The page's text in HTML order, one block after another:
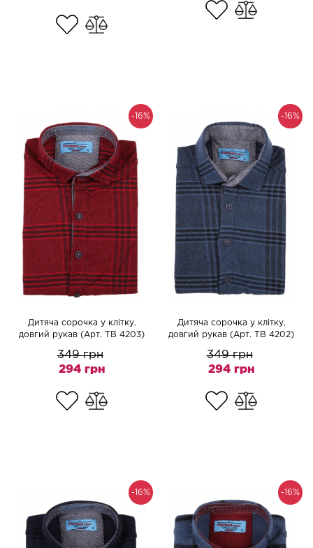
-16%
Дитяча сорочка у клітку,
довгий рукав (Арт. TB 4203)
349 грн
294 грн
-16%
Дитяча сорочка у клітку,
довгий рукав (Арт. TB 4202)
349 грн
294 грн
-16% -16%